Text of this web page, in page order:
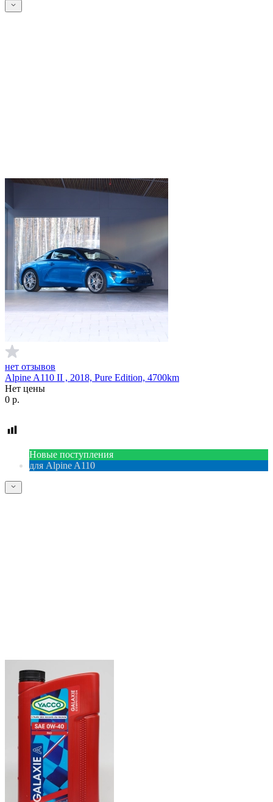
нет отзывов
Alpine A110 II , 2018, Pure Edition, 4700km
Нет цены
0 р.
Новые поступления
для Alpine A110